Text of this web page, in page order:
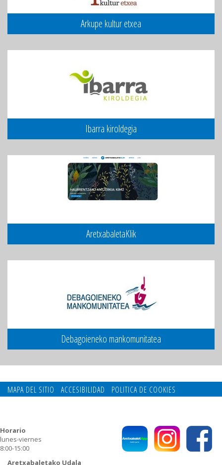
Arkupe kultur etxea
Ibarra kiroldegia
AretxabaletaKlik
Debagoieneko mankomunitatea
MAPA DEL SITIO ACCESIBILIDAD
POLITICA DE COOKIES
Aretxabaletako Udala
Horario
lunes-viernes
8:00-15:00